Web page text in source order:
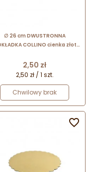
∅ 26 cm DWUSTRONNA
COLLINO cienka złoto
Cena
2,50 zł
2,50 zł / 1 szt.
Chwilowy brak
